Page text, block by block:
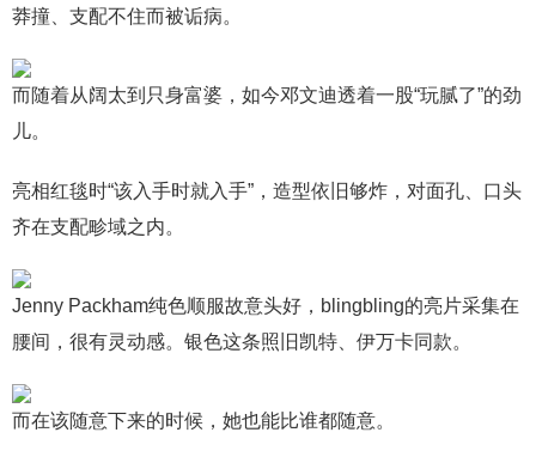
莽撞、支配不住而被诟病。
而随着从阔太到只身富婆，如今邓文迪透着一股“玩腻了”的劲
儿。
亮相红毯时“该入手时就入手”，造型依旧够炸，对面孔、口头
齐在支配畛域之内。
Jenny Packham纯色顺服故意头好，blingbling的亮片采集在
腰间，很有灵动感。银色这条照旧凯特、伊万卡同款。
而在该随意下来的时候，她也能比谁都随意。